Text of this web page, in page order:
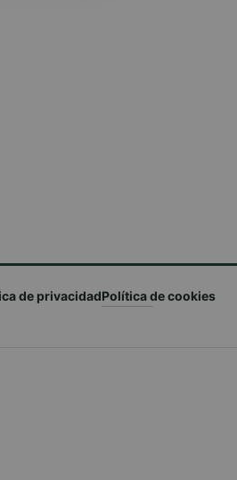
de privacidadPolítica de cookies